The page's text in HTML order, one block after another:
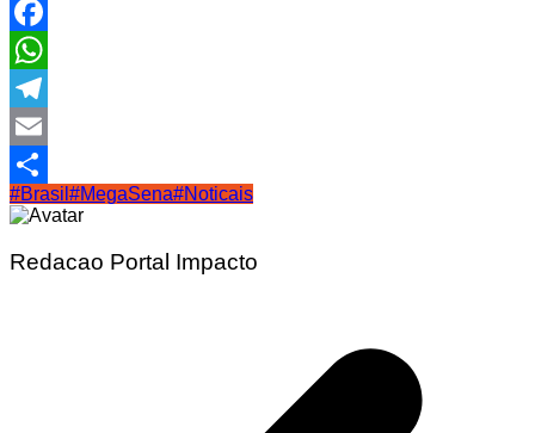
Facebook
WhatsApp
Telegram
Email
Share
#Brasil #MegaSena#Noticais
Redacao Portal Impacto